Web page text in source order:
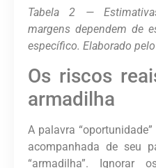
Tabela 2 —
margens dependem de
específico. Elaborado
Os riscos
armadilha
A palavra
acompanhada de seu
“armadilha”. Ignorar